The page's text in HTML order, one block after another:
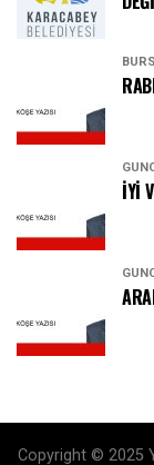
İYİ
Copyright © 2025